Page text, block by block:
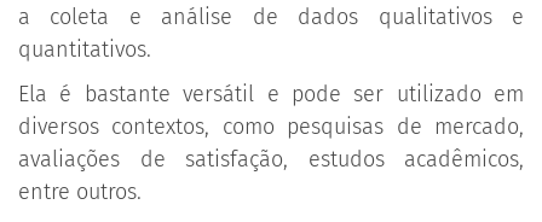
a coleta e análise de dados qualitativos e
quantitativos.
Ela é bastante versátil e pode ser utilizado em
diversos contextos, como pesquisas de mercado,
avaliações de satisfação, estudos acadêmicos,
entre outros.